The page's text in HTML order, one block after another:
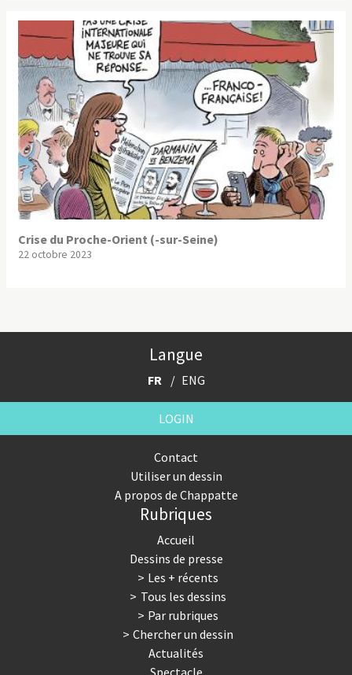
Crise du Proche-Orient (-sur-Seine)
22 octobre 2023
Langue
FR ENG
LOGIN
Contact
Utiliser un dessin
A propos de Chappatte
Rubriques
Accueil
Dessins de presse
Les + récents
Tous les dessins
Par rubriques
Chercher un dessin
Actualités